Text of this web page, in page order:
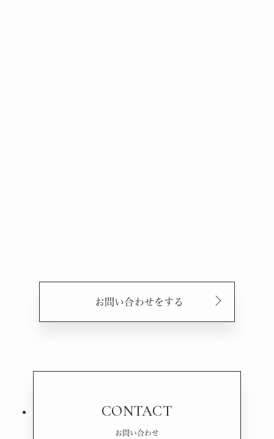
お問い合わせをする
CONTACT
お問い合わせ